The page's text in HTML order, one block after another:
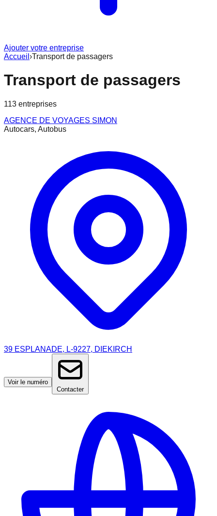
Ajouter votre entreprise
Accueil ›Transport de passagers
Transport de passagers
113 entreprises
AGENCE DE VOYAGES SIMON
Autocars, Autobus
39 ESPLANADE, L-9227, DIEKIRCH
Voir le numéro
Contacter